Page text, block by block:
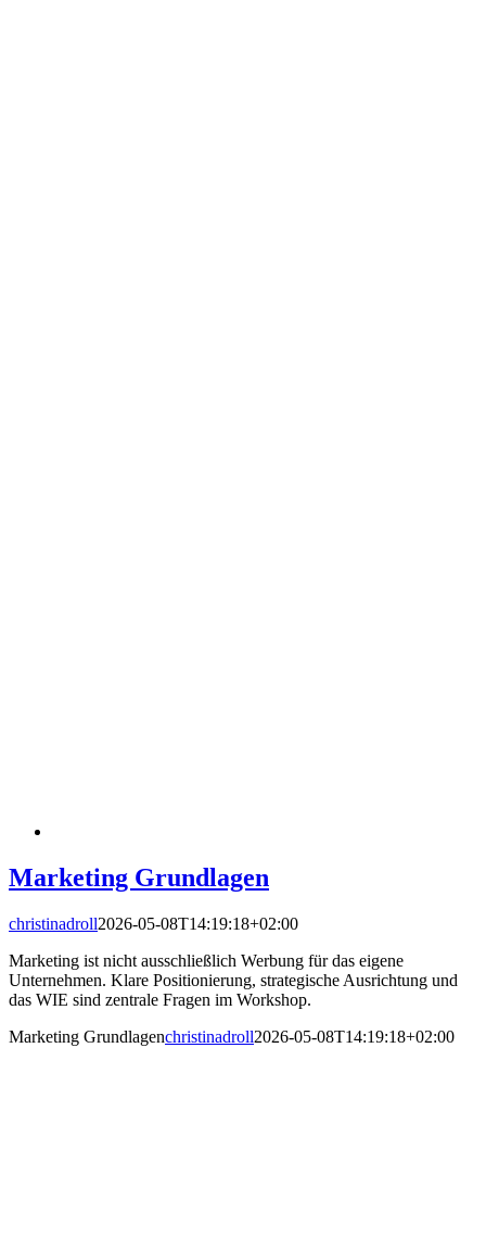
Marketing Grundlagen
christinadroll2026-05-08T14:19:18+02:00
Marketing ist nicht ausschließlich Werbung für das eigene
Unternehmen. Klare Positionierung, strategische Ausrichtung und
das WIE sind zentrale Fragen im Workshop.
Marketing Grundlagenchristinadroll2026-05-08T14:19:18+02:00